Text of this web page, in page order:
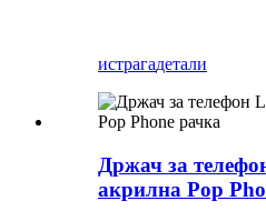
истрагадетали
Држач за
акрилна Pop